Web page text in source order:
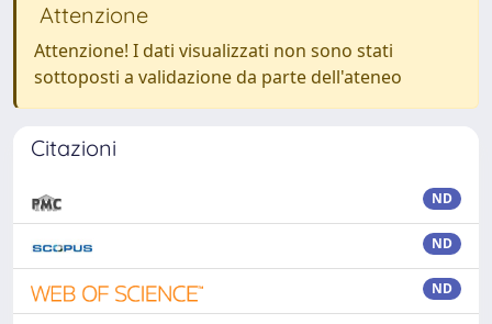
Attenzione
Attenzione! I dati visualizzati non sono stati
sottoposti a validazione da parte dell'ateneo
Citazioni
ND
ND
ND